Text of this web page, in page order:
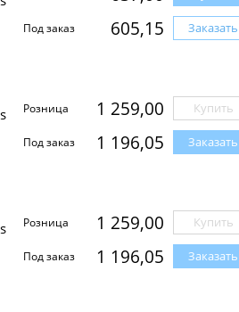
Под заказ 605,15 Заказать
Розница 1 259,00 Купить
Под заказ 1 196,05 Заказать
Розница 1 259,00 Купить
Под заказ 1 196,05 Заказать